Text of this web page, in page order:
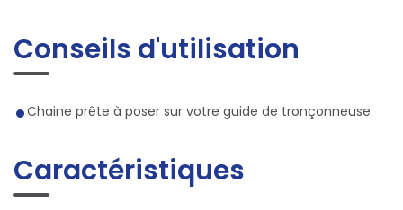
Conseils d'utilisation
Chaine prête à poser sur votre guide de tronçonneuse.
Caractéristiques